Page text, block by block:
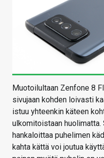
Muotoilultaan Zenfone 8
sivujaan kohden loivasti
istuu yhteenkin käteen
ulkomitoistaan huolimatta.
hankaloittaa puhelimen
kahta kättä voi joutua